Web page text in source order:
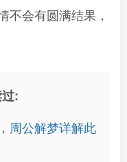
不会有圆满结果，
:
周公解梦详解此